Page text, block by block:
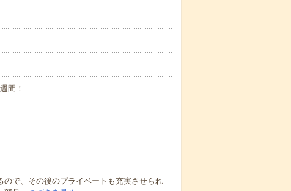
間！
で、その後のプライベートも充実させられ